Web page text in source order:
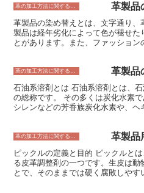
は、この温度にさらされた後、柔軟
す。 強度は、革を引き裂くのに必
久性は、革が摩耗に耐える能力によって測
の結果は、革の品質を判断するた
す。 耐寒性試験に不合格した革は
ません。
革製品
革製品の染め替えとは、文字通り
製品は経年劣化によって色が褪せた
とがあります。また、ファッション
できます。しかし、自分で染め替
でしょうか。 革製品の染め替えには、いくつかの方法があります。
もっとも簡単な方法は、革製品用
す。染料には、水性染料と油性染
です。水性染料は、革に染み込み
す。油性染料は、革への染み込みは
のが特徴です。 革製品の染め替えは、革の風合いを損ねずに色を変
えることができるのがメリットで
できるので、コストを抑えることが
革の加工方法に関すること 革製品
石油系溶剤とは 石油系溶剤とは、石油から精製される揮発性の溶剤
の総称です。 その多くは炭化水素
シレンなどの芳香族炭化水素や、
としに使用されます。
革の加工方法に関すること 革製品
ピックルの定義と目的 ピックルとは、生皮をなめす工程で用いられ
る皮革調整剤の一つです。生皮は動
とで、そのままでは硬く腐敗しや